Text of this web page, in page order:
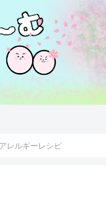
アレルギーレシピ